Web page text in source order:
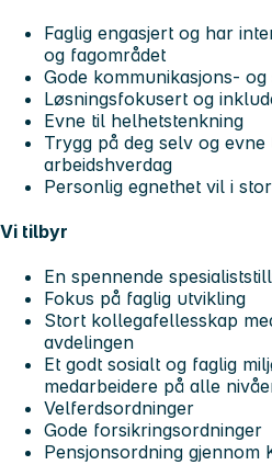
Faglig engasjert og har
og fagområdet
Gode kommunikasjons-
Løsningsfokusert og
Evne til helhetstenkning
Trygg på deg selv og
arbeidshverdag
Personlig egnethet vil i
Vi tilbyr
En spennende
Fokus på faglig utvikling
Stort kollegafellesskap
avdelingen
Et godt sosialt og faglig
medarbeidere på alle
Velferdsordninger
Gode forsikringsordninger
Pensjonsordning gjennom